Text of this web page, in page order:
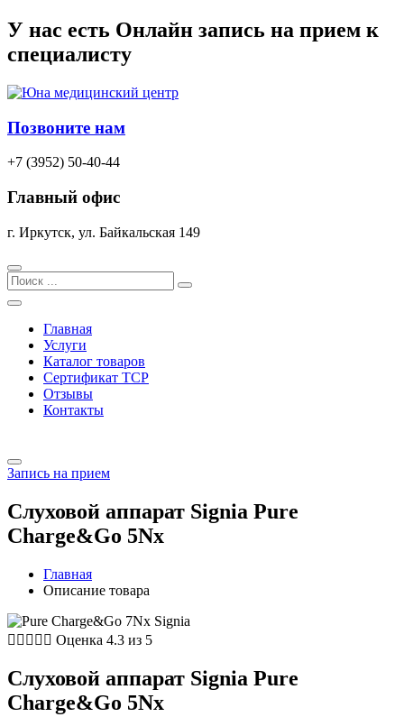
Перейти
к
содержимому
У нас есть Онлайн запись на прием к
специалисту
Позвоните нам
+7 (3952) 50-40-44
Главный офис
г. Иркутск, ул. Байкальская 149
Search
Главная
Услуги
Каталог товаров
Сертификат TCP
Отзывы
Контакты
Запись на прием
Слуховой аппарат Signia Pure
Charge&Go 5Nx
Главная
Описание товара
     Оценка 4.3 из 5
Слуховой аппарат Signia Pure
Charge&Go 5Nx